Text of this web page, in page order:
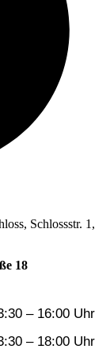
Schlossstr. 1,
18
– 16:00 Uhr
– 18:00 Uhr